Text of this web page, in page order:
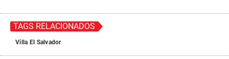
TAGS RELACIONADOS
Villa El Salvador